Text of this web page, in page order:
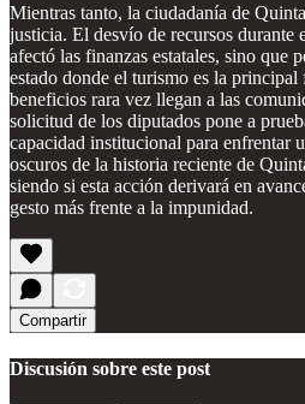
Mientras tanto, la ciudadanía de
justicia. El desvío de recursos durante
afectó las finanzas estatales, sino que
estado donde el turismo es la principal
beneficios rara vez llegan a las
solicitud de los diputados pone a
capacidad institucional para enfrentar
oscuros de la historia reciente de
siendo si esta acción derivará en
gesto más frente a la impunidad.
Compartir
Discusión sobre este post